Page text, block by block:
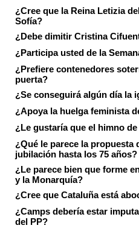
¿Cree que la Reina Letizia
Sofía?
¿Debe dimitir Cristina
¿Participa usted de la
¿Prefiere contenedores
puerta?
¿Se conseguirá algún día la
¿Apoya la huelga feminista
¿Le gustaría que el himno
¿Qué le parece la
jubilación hasta los 75 años?
¿Le parece bien que forme
y la Monarquía?
¿Cree que Cataluña está
¿Camps debería estar
del PP?